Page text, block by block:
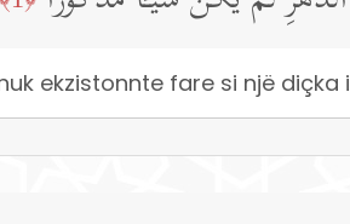
ekzistonnte fare si një diçka